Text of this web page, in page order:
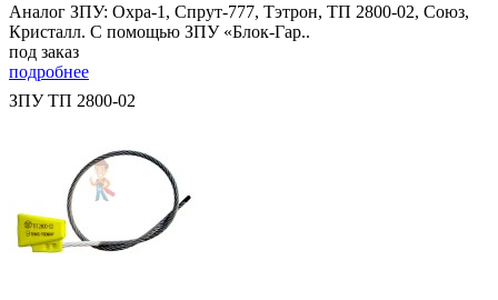
Аналог ЗПУ: Охра-1, Спрут-777, Тэтрон, ТП 2800-02, Союз,
Кристалл. С помощью ЗПУ «Блок-Гар..
под заказ
подробнее
ЗПУ ТП 2800-02